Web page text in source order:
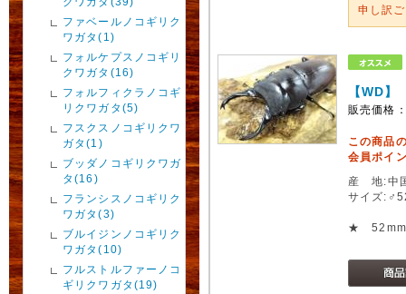
ファベールノコギリク
ワガタ(1)
フォルケプスノコギリ
クワガタ(16)
フォルフィクラノコギ
リクワガタ(5)
フスクスノコギリクワ
ガタ(1)
ブッダノコギリクワガ
タ(16)
フランシスノコギリク
ワガタ(3)
ブルイジンノコギリク
ワガタ(10)
フルストルファーノコ
ギリクワガタ(19)
申し訳
【WD
販売価格
この商品
会員ポイ
産 地:中
サイズ
★ 52mm